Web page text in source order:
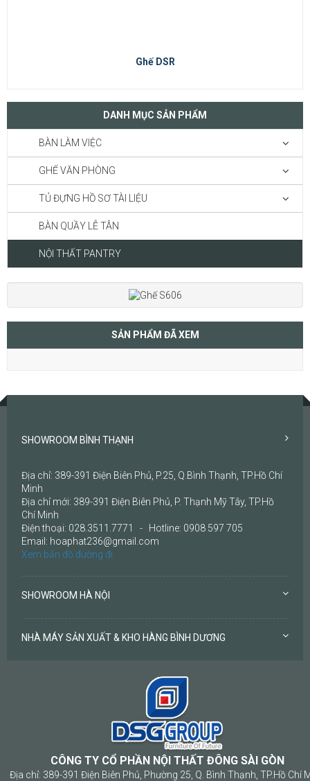
Ghế DSR
DANH MỤC SẢN PHẨM
BÀN LÀM VIỆC
GHẾ VĂN PHÒNG
TỦ ĐỰNG HỒ SƠ TÀI LIỆU
BÀN QUẦY LỄ TÂN
NỘI THẤT PANTRY
SẢN PHẨM ĐÃ XEM
SHOWROOM BÌNH THẠNH
Địa chỉ: 389-391 Điện Biên Phủ, P.25, Q.Bình Thạnh, TP.Hồ Chí
Minh
Địa chỉ mới: 389-391 Điện Biên Phủ, P. Thạnh Mỹ Tây, TP.Hồ
Chí Minh
Điện thoại: 028.3511.7771 - Hotline: 0908 597 705
Email: hoaphat236@gmail.com
Xem bản đồ đường đi
SHOWROOM HÀ NỘI
NHÀ MÁY SẢN XUẤT & KHO HÀNG BÌNH DƯƠNG
CÔNG TY CỔ PHẦN NỘI THẤT ĐÔNG SÀI GÒN
Địa chỉ: 389-391 Điện Biên Phủ, Phường 25, Q. Bình Thạnh, TP.Hồ Chí